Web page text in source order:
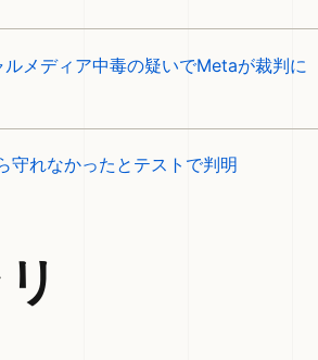
メディア中毒の疑いでMetaが裁判に
守れなかったとテストで判明